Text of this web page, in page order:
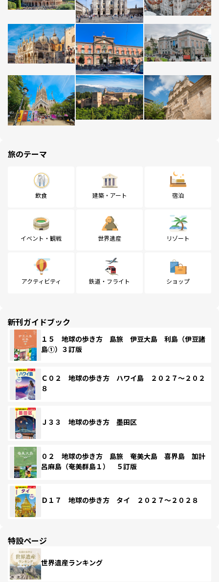
旅のテーマ
飲食 建築・アート 宿泊
イベント・観戦 世界遺産 リゾート
アクティビティ 鉄道・フライト ショップ
新刊ガイドブック
１５ 地球の歩き方 島旅 伊豆大島 利島（伊豆諸
島①）３訂版
Ｃ０２ 地球の歩き方 ハワイ島 ２０２７～２０２
８
Ｊ３３ 地球の歩き方 墨田区
０２ 地球の歩き方 島旅 奄美大島 喜界島 加計
呂麻島（奄美群島１） ５訂版
Ｄ１７ 地球の歩き方 タイ ２０２７～２０２８
特設ページ
世界遺産ランキング